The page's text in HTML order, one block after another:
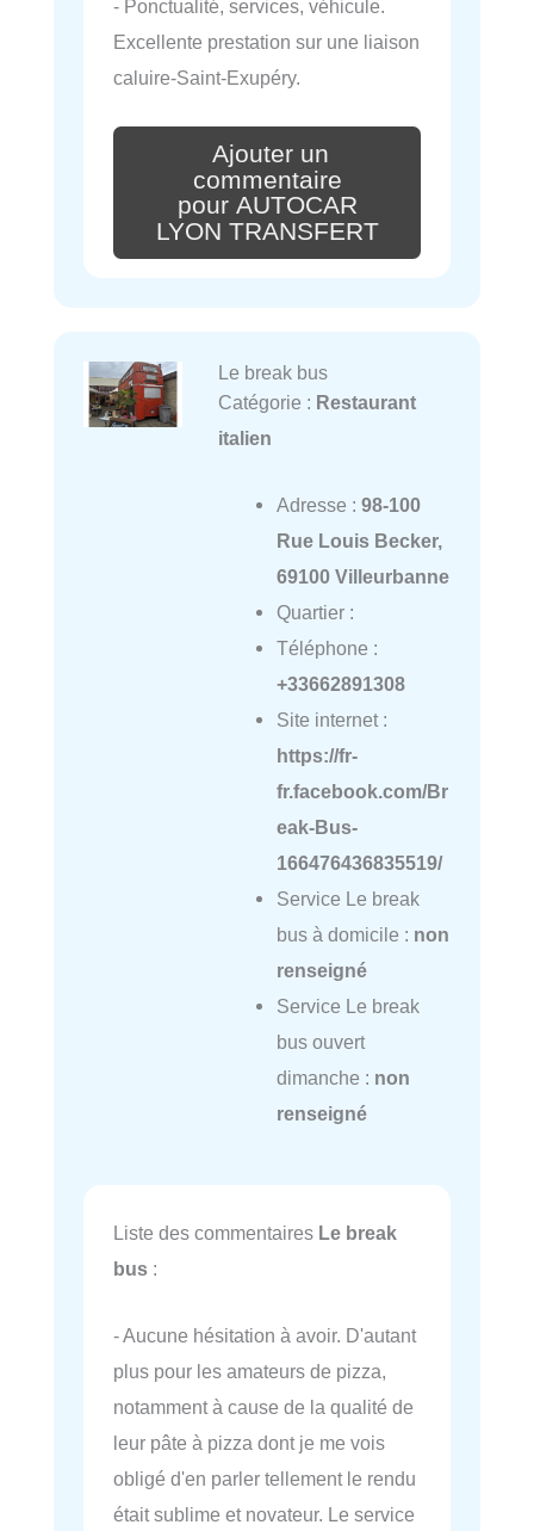
- Ponctualité, services, véhicule.
Excellente prestation sur une liaison
caluire-Saint-Exupéry.
Ajouter un
commentaire
pour AUTOCAR
LYON TRANSFERT
Le break bus
Catégorie : Restaurant
italien
Adresse : 98-100
Rue Louis Becker,
69100 Villeurbanne
Quartier :
Téléphone :
+33662891308
Site internet :
https://fr-
fr.facebook.com/Br
eak-Bus-
166476436835519/
Service Le break
bus à domicile : non
renseigné
Service Le break
bus ouvert
dimanche : non
renseigné
Liste des commentaires Le break
bus :
- Aucune hésitation à avoir. D'autant
plus pour les amateurs de pizza,
notamment à cause de la qualité de
leur pâte à pizza dont je me vois
obligé d'en parler tellement le rendu
était sublime et novateur. Le service